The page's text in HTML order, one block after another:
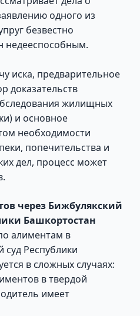
одного из
безвестно
недееспособным.
иска, предварительное
доказательств
жилищных
и основное
необходимости
попечительства и
дел, процесс может
через Бижбулякский
Башкортостан
алиментам в
Республики
в сложных случаях:
в твердой
имеет